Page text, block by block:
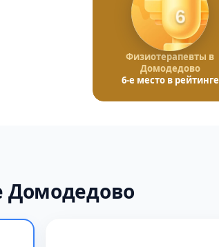
6
Физиотерапевты в
Домодедово
6-е место в рейтинге
Домодедово